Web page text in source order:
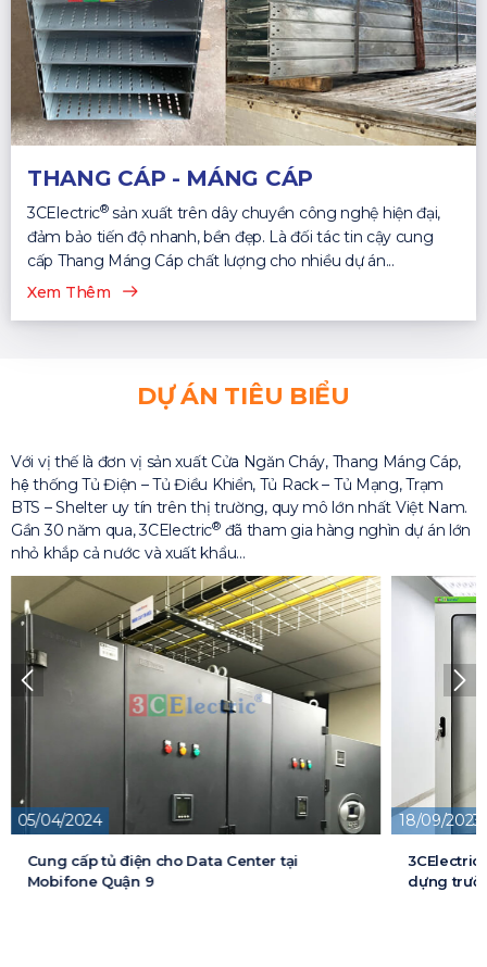
THANG CÁP - MÁNG CÁP
3CElectric®sản xuất trên dây chuyền công nghệ hiện đại,
đảm bảo tiến độ nhanh, bền đẹp. Là đối tác tin cậy cung
cấp Thang Máng Cáp chất lượng cho nhiều dự án...
Xem Thêm
DỰ ÁN TIÊU BIỂU
Với vị thế là đơn vị sản xuất Cửa Ngăn Cháy, Thang Máng Cáp,
hệ thống Tủ Điện – Tủ Điều Khiển, Tủ Rack – Tủ Mạng, Trạm
BTS – Shelter uy tín trên thị trường, quy mô lớn nhất Việt Nam.
Gần 30 năm qua, 3CElectric®đã tham gia hàng nghìn dự án lớn
nhỏ khắp cả nước và xuất khẩu…
cho Data Center tại
18/09/2023
3CElectric cung cấp tủ điện
dựng trường đại học FPT